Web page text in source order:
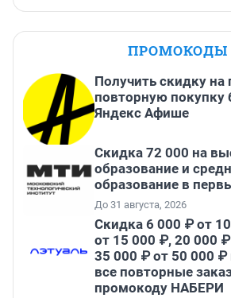
ПРОМОКОДЫ
Получить скидку на
повторную покупку
Яндекс Афише
Скидка 72 000 на
образование и
образование в
До 31 августа, 2026
Скидка 6 000 ₽ от
от 15 000 ₽, 20 000
35 000 ₽ от 50 000
все повторные
промокоду НАБЕРИ